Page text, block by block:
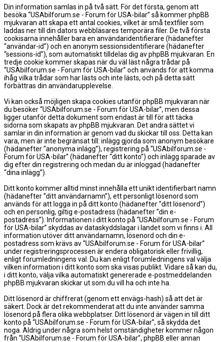
Din information samlas in på två sätt. För det första, genom att
besöka “USAbilforum.se - Forum för USA-bilar” så kommer phpBB
mjukvaran att skapa ett antal cookies, vilket är små textfiler som
laddas ner till din dators webbläsares temporära filer. De två första
cookisarna innehåller bara en användaridentifierare (hädanefter
“användar-id”) och en anonym sessionsidentifierare (hädanefter
“sessions-id”), som automatiskt tilldelas dig av phpBB mjukvaran. En
tredje cookie kommer skapas när du väl läst några trådar på
“USAbilforum.se - Forum för USA-bilar” och används för att komma
ihåg vilka trådar som har lästs och inte lästs, och på detta sätt
förbättras din användarupplevelse.
Vi kan också möjligen skapa cookies utanför phpBB mjukvaran när
du besöker “USAbilforum.se - Forum för USA-bilar”, men dessa
ligger utanför detta dokument som endast är till för att täcka
sidorna som skapats av phpBB mjukvaran. Det andra sättet vi
samlar in din information är genom vad du skickar till oss. Detta kan
vara, men är inte begränsat till: inlägg gjorda som anonym besökare
(hädanefter “anonyma inlägg”), registrering på “USAbilforum.se -
Forum för USA-bilar” (hädanefter “ditt konto”) och inlägg sparade av
dig efter din registrering och medan du är inloggad (hädanefter
“dina inlägg”).
Ditt konto kommer alltid minst innehålla ett unikt identifierbart namn
(hädanefter “ditt användarnamn”), ett personligt lösenord som
används för att logga in på ditt konto (hädanefter “ditt lösenord”)
och en personlig, giltig e-postadress (hädanefter “din e-
postadress”). Informationen i ditt konto på “USAbilforum.se - Forum
för USA-bilar” skyddas av dataskyddslagar i landet som vi finns i. All
information utöver ditt användarnamn, lösenord och din e-
postadress som krävs av “USAbilforum.se - Forum för USA-bilar”
under registreringsprocessen är endera obligatorisk eller frivillig,
enligt forumledningens val. Du kan enligt forumledningens val välja
vilken information i ditt konto som ska visas publikt. Vidare så kan du,
i ditt konto, välja vilka automatiskt genererade e-postmeddelanden
phpBB mjukvaran skickar ut som du vill ha och inte ha.
Ditt lösenord är chiffrerat (genom ett envägs-hash) så att det är
säkert. Dock är det rekommenderat att du inte använder samma
lösenord på flera olika webbplatser. Ditt lösenord är vägen in till ditt
konto på “USAbilforum.se - Forum för USA-bilar”, så skydda det
noga. Aldrig under några som helst omständigheter kommer någon
från “USAbilforum.se - Forum för USA-bilar”, phpBB eller annan